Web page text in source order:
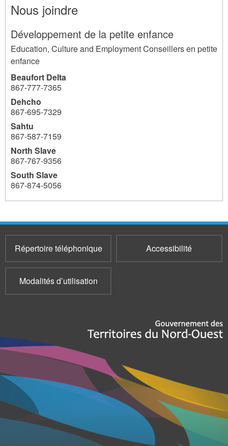
Nous joindre
Développement de la petite enfance
Education, Culture and Employment Conseillers en petite
enfance
Beaufort Delta
867‐777‐7365
Dehcho
867-695-7329
Sahtu
867-587-7159
North Slave
867-767-9356
South Slave
867‐874-5056
3803
Répertoire téléphonique Accessibilité
Modalités d’utilisation